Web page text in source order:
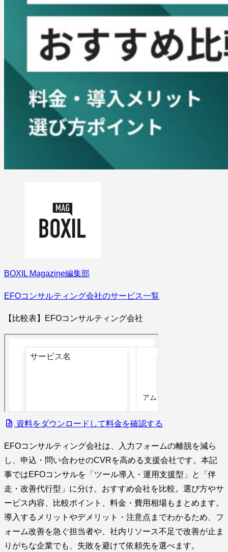
BOXIL Magazine編集部
EFOコンサルティング会社のサービス一覧
【比較表】EFOコンサルティング会社
資料をダウンロードして料金を確認する
EFOコンサルティング会社は、入力フォームの離脱を減ら
し、申込・問い合わせのCVRを高める支援会社です。本記
事ではEFOコンサルを「ツール導入・運用支援型」と「伴
走・改善代行型」に分け、おすすめ会社を比較。選び方やサ
ービス内容、比較ポイント、料金・費用相場もまとめます。
導入するメリットやデメリット・注意点までわかるため、フ
ォーム改善を急ぐ担当者や、社内リソース不足で改善が止ま
りがちな企業でも、失敗を避けて依頼先を選べます。